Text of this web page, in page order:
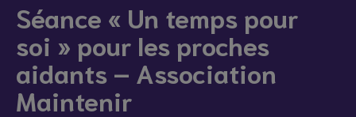
Séance « Un temps pour
soi » pour les proches
aidants – Association
Maintenir